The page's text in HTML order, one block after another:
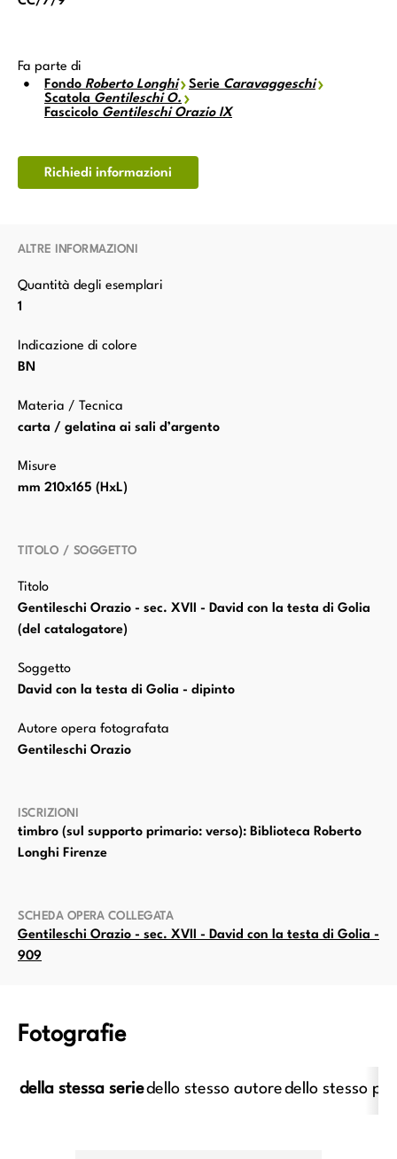
Fa parte di
Fondo Roberto Longhi Serie Caravaggeschi
Scatola Gentileschi O.
Fascicolo Gentileschi Orazio IX
Richiedi informazioni
ALTRE INFORMAZIONI
Quantità degli esemplari
1
Indicazione di colore
BN
Materia / Tecnica
carta / gelatina ai sali d’argento
Misure
mm 210x165 (HxL)
TITOLO / SOGGETTO
Titolo
Gentileschi Orazio - sec. XVII - David con la testa di Golia
(del catalogatore)
Soggetto
David con la testa di Golia - dipinto
Autore opera fotografata
Gentileschi Orazio
ISCRIZIONI
timbro (sul supporto primario: verso): Biblioteca Roberto
Longhi Firenze
SCHEDA OPERA COLLEGATA
Gentileschi Orazio - sec. XVII - David con la testa di Golia -
909
Fotografie
della stessa seriedello stesso autoredello stesso